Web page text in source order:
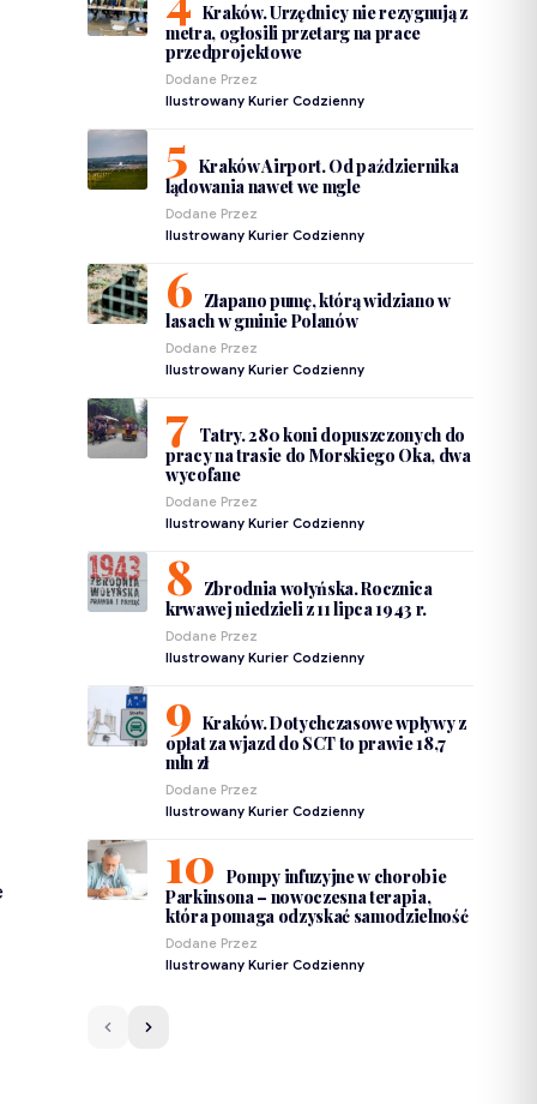
Kraków. Urzędnicy nie rezygnują z
metra, ogłosili przetarg na prace
przedprojektowe
Dodane Przez
Ilustrowany Kurier Codzienny
Kraków Airport. Od października
lądowania nawet we mgle
Dodane Przez
Ilustrowany Kurier Codzienny
Złapano pumę, którą widziano w
lasach w gminie Polanów
Dodane Przez
Ilustrowany Kurier Codzienny
Tatry. 280 koni dopuszczonych do
pracy na trasie do Morskiego Oka, dwa
wycofane
Dodane Przez
Ilustrowany Kurier Codzienny
Zbrodnia wołyńska. Rocznica
krwawej niedzieli z 11 lipca 1943 r.
Dodane Przez
Ilustrowany Kurier Codzienny
Kraków. Dotychczasowe wpływy z
opłat za wjazd do SCT to prawie 18,7
mln zł
Dodane Przez
Ilustrowany Kurier Codzienny
Pompy infuzyjne w chorobie
Parkinsona – nowoczesna terapia,
która pomaga odzyskać samodzielność
Dodane Przez
Ilustrowany Kurier Codzienny